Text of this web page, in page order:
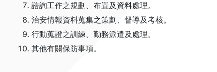
諮詢工作之規劃、布置及資料處理。
治安情報資料蒐集之策劃、督導及考核。
行動蒐證之訓練、勤務派遣及處理。
其他有關保防事項。